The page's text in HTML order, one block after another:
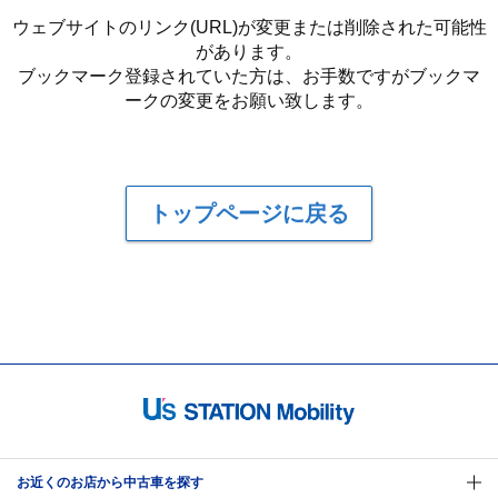
ウェブサイトのリンク(URL)が変更または削除された可能性
があります。
ブックマーク登録されていた方は、お手数ですがブックマ
ークの変更をお願い致します。
トップページに戻る
お近くのお店から中古車を探す